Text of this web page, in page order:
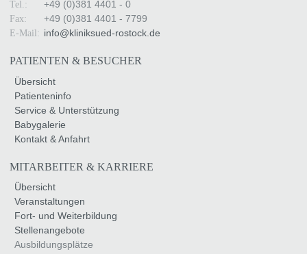
Tel.: +49 (0)381 4401 - 0
Fax: +49 (0)381 4401 - 7799
E-Mail: info@kliniksued-rostock.de
PATIENTEN & BESUCHER
Übersicht
Patienteninfo
Service & Unterstützung
Babygalerie
Kontakt & Anfahrt
MITARBEITER & KARRIERE
Übersicht
Veranstaltungen
Fort- und Weiterbildung
Stellenangebote
Ausbildungsplätze